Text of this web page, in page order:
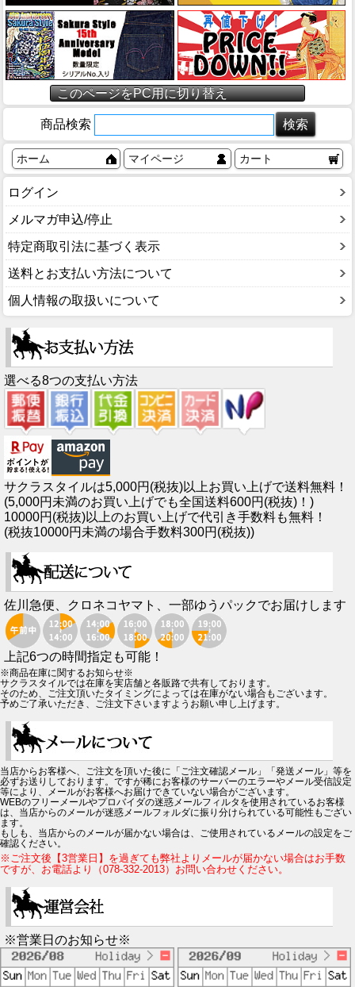
このページをPC用に切り替え
商品検索
ホーム マイページ カート
ログイン
メルマガ申込/停止
特定商取引法に基づく表示
送料とお支払い方法について
個人情報の取扱いについて
選べる8つの支払い方法
サクラスタイルは5,000円(税抜)以上お買い上げで送料無料！
(5,000円未満のお買い上げでも全国送料600円(税抜)！)
10000円(税抜)以上のお買い上げで代引き手数料も無料！
(税抜10000円未満の場合手数料300円(税抜))
佐川急便、クロネコヤマト、一部ゆうパックでお届けします
上記6つの時間指定も可能！
※商品在庫に関するお知らせ※
サクラスタイルでは在庫を実店舗と各販路で共有しております。
そのため、ご注文頂いたタイミングによっては在庫がない場合もございます。
予めご了承いただき、ご注文下さいますようお願い申し上げます。
当店からお客様へ、ご注文を頂いた後に「ご注文確認メール」「発送メール」等を
必ずお送りしております。ですが稀にお客様のサーバーのエラーやメール受信設定
等により、メールがお客様へお届けできていない場合がございます。
WEBのフリーメールやプロバイダの迷惑メールフィルタを使用されているお客様
は、当店からのメールが迷惑メールフォルダに振り分けられている可能性もござい
ます。
もしも、当店からのメールが届かない場合は、ご使用されているメールの設定をご
確認ください。
※ご注文後【3営業日】を過ぎても弊社よりメールが届かない場合はお手数
ですが、お電話より（078-332-2013）お問い合わせください。
※営業日のお知らせ※